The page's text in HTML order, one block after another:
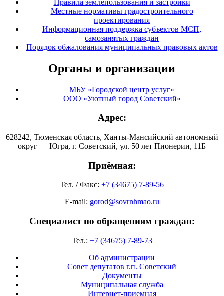
Правила землепользования и застройки
Местные нормативы градостроительного
проектирования
Информационная поддержка субъектов МСП,
самозанятых граждан
Порядок обжалования муниципальных правовых актов
Органы и организации
МБУ «Городской центр услуг»
ООО «Уютный город Советский»
Адрес:
628242, Тюменская область, Ханты-Мансийский автономный
округ — Югра, г. Советский, ул. 50 лет Пионерии, 11Б
Приёмная:
Тел. / Факс: +7 (34675) 7-89-56
E-mail: gorod@sovrnhmao.ru
Специалист по обращениям граждан:
Тел.: +7 (34675) 7-89-73
Об администрации
Совет депутатов г.п. Советский
Документы
Муниципальная служба
Интернет-приемная